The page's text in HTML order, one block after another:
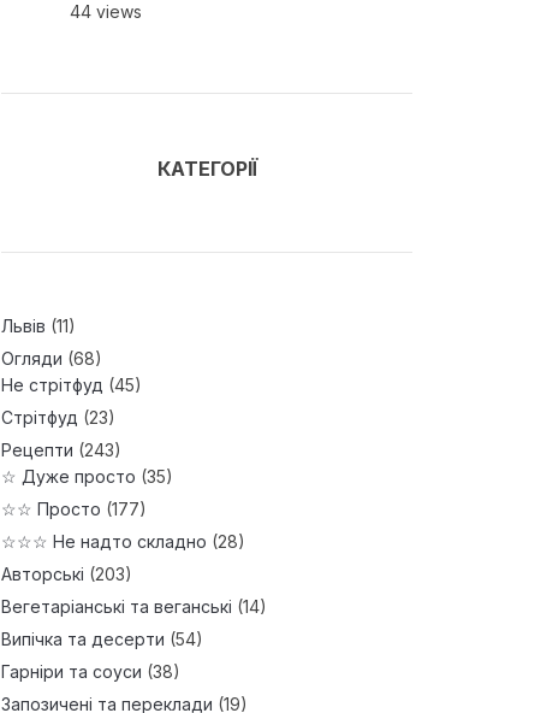
44 views
КАТЕГОРІЇ
Львів (11)
Огляди (68)
Не стрітфуд (45)
Стрітфуд (23)
Рецепти (243)
☆ Дуже просто (35)
☆☆ Просто (177)
☆☆☆ Не надто складно (28)
Авторські (203)
Вегетаріанські та веганські (14)
Випічка та десерти (54)
Гарніри та соуси (38)
Запозичені та переклади (19)